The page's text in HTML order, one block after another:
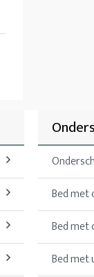
Bed met
Bed met
Bed met